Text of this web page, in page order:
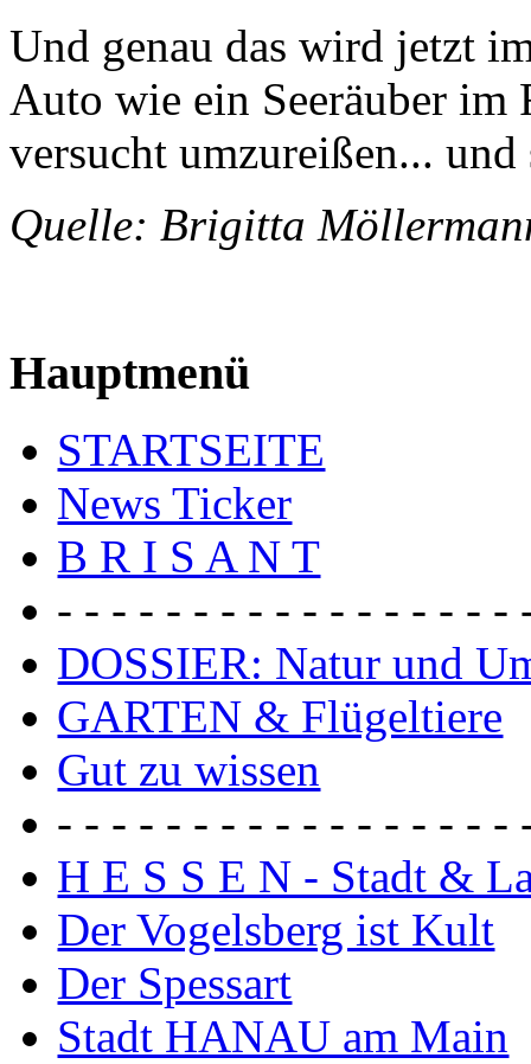
Und genau das wird jetzt
Auto wie ein Seeräuber
versucht umzureißen...
Quelle: Brigitta
Hauptmenü
STARTSEITE
News Ticker
B R I S A N T
- - - - - - - - - - - - - - - - -
DOSSIER: Natur und
GARTEN & Flügeltiere
Gut zu wissen
- - - - - - - - - - - - - - - - -
H E S S E N - Stadt &
Der Vogelsberg ist Kult
Der Spessart
Stadt HANAU am Main